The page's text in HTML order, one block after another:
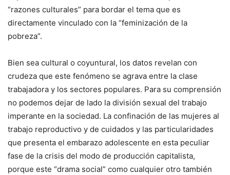
“razones culturales” para bordar el tema que es
directamente vinculado con la “feminización de la
pobreza”.
Bien sea cultural o coyuntural, los datos revelan con
crudeza que este fenómeno se agrava entre la clase
trabajadora y los sectores populares. Para su comprensión
no podemos dejar de lado la división sexual del trabajo
imperante en la sociedad. La confinación de las mujeres al
trabajo reproductivo y de cuidados y las particularidades
que presenta el embarazo adolescente en esta peculiar
fase de la crisis del modo de producción capitalista,
porque este “drama social” como cualquier otro también